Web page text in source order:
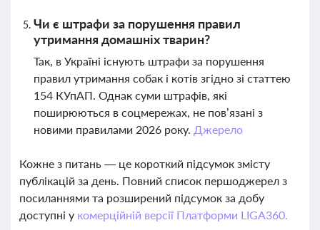
Чи є штрафи за порушення правил
утримання домашніх тварин?
Так, в Україні існують штрафи за порушення
правил утримання собак і котів згідно зі статтею
154 КУпАП. Однак суми штрафів, які
поширюються в соцмережах, не пов’язані з
новими правилами 2026 року. Джерело
Кожне з питань — це короткий підсумок змісту
публікацій за день. Повний список першоджерел з
посиланнями та розширений підсумок за добу
доступні у комерційній версії Платформи LIGA360.